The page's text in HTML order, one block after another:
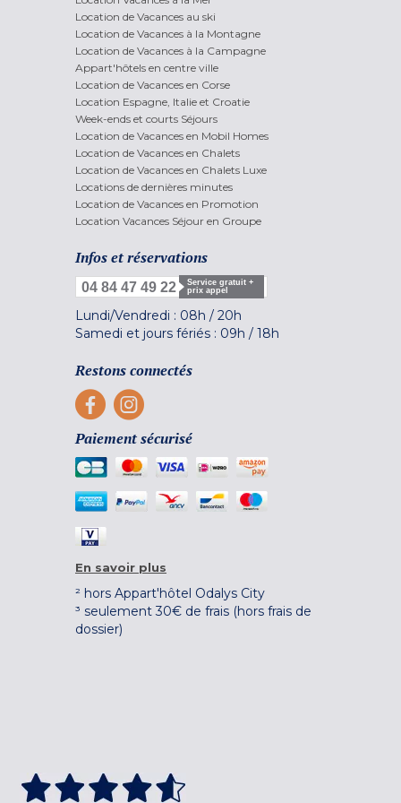
Location de Vacances au ski
Location de Vacances à la Montagne
Location de Vacances à la Campagne
Appart'hôtels en centre ville
Location de Vacances en Corse
Location Espagne, Italie et Croatie
Week-ends et courts Séjours
Location de Vacances en Mobil Homes
Location de Vacances en Chalets
Location de Vacances en Chalets Luxe
Locations de dernières minutes
Location de Vacances en Promotion
Location Vacances Séjour en Groupe
Infos et réservations
04 84 47 49 22
Service gratuit +
prix appel
Lundi/Vendredi : 08h / 20h
Samedi et jours fériés : 09h / 18h
Restons connectés
Paiement sécurisé
En savoir plus
² hors Appart'hôtel Odalys City
³ seulement 30€ de frais (hors frais de
dossier)